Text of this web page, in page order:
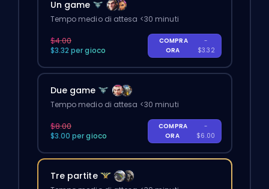
Un game
Tempo medio di attesa <30 minuti
$4.00
$3.32 per gioco
COMPRA
ORA
-
$3.32
Due game
Tempo medio di attesa <30 minuti
$8.00
$3.00 per gioco
COMPRA
ORA
-
$6.00
Tre partite